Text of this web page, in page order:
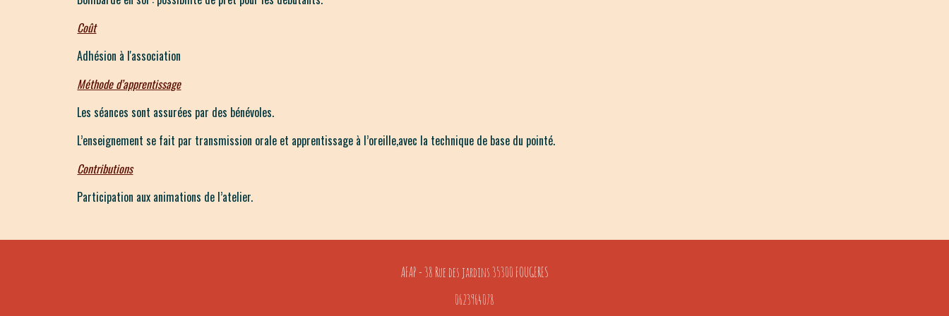
Coût
Adhésion à l'association
Méthode d’apprentissage
Les séances sont assurées par des bénévoles.
L’enseignement se fait par transmission orale et apprentissage à l’oreille,avec la technique de base du pointé.
Contributions
Participation aux animations de l’atelier.
AFAP - 38 Rue des jardins 35300 FOUGERES
0623964078